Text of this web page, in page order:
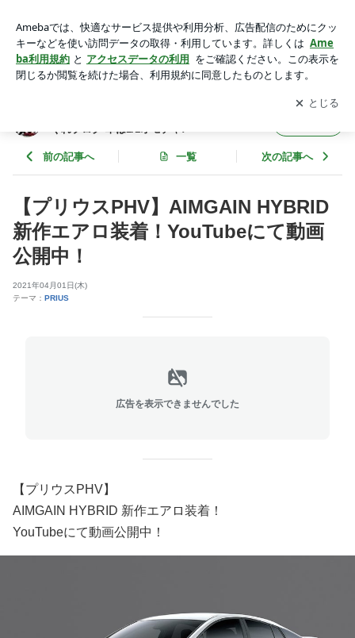
beにて動画公開中！ | 【わたるんチャンネル】わたるるる～の
気まぐれブログ 車は1/1オモチャ♪
アプリをダウンロードして ブログの更新通知
を受け取りまし
ょう。
開く
ぐれブログ 車は1/1オモチャ♪
前の記事へ 一覧 次の記事へ
【プリウスPHV】AIMGAIN HYBRID
新作エアロ装着！YouTubeにて動画
公開中！
2021年04月01日(木)
テーマ： PRIUS
広告を表示できませんでした
【プリウスPHV】
AIMGAIN HYBRID 新作エアロ装着！
YouTubeにて動画公開中！